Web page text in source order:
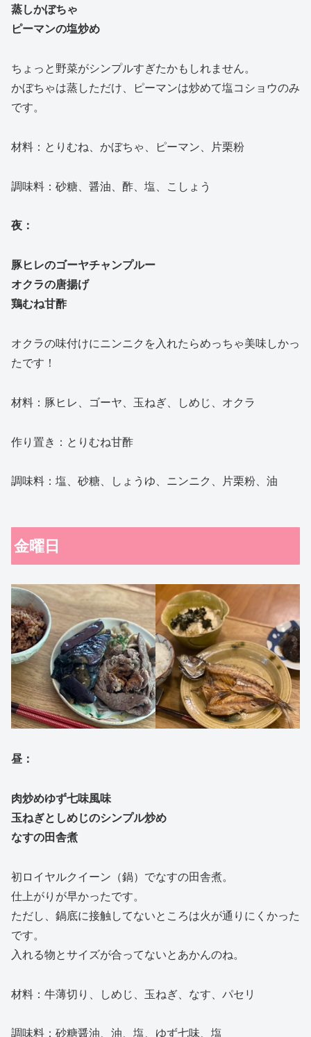
蒸しかぼちゃ
ピーマンの塩炒め
ちょっと野菜がシンプルすぎたかもしれません。
かぼちゃは蒸しただけ、ピーマンは炒めて塩コショウのみ
です。
材料：とりむね、かぼちゃ、ピーマン、片栗粉
調味料：砂糖、醤油、酢、塩、こしょう
夜：
豚ヒレのゴーヤチャンプルー
オクラの唐揚げ
鶏むね甘酢
オクラの味付けにニンニクを入れたらめっちゃ美味しかっ
たです！
材料：豚ヒレ、ゴーヤ、玉ねぎ、しめじ、オクラ
作り置き：とりむね甘酢
調味料：塩、砂糖、しょうゆ、ニンニク、片栗粉、油
金曜日
昼：
肉炒めゆず七味風味
玉ねぎとしめじのシンプル炒め
なすの田舎煮
初ロイヤルクイーン（鍋）でなすの田舎煮。
仕上がりが早かったです。
ただし、鍋底に接触してないところは火が通りにくかった
です。
入れる物とサイズが合ってないとあかんのね。
材料：牛薄切り、しめじ、玉ねぎ、なす、パセリ
調味料：砂糖醤油、油、塩、ゆず七味、塩